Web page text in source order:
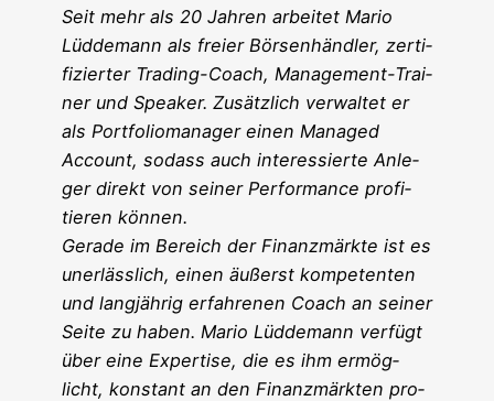
Seit mehr als 20 Jah­ren arbei­tet Mario
Lüd­de­mann als frei­er Bör­sen­händ­ler, zer­ti­
fi­zier­ter Tra­ding-Coach, Manage­ment-Trai­
ner und Spea­k­er. Zusätz­lich ver­wal­tet er
als Port­fo­lio­ma­na­ger einen Mana­ged
Account, sodass auch inter­es­sier­te Anle­
ger direkt von sei­ner Per­for­mance pro­fi­
tie­ren können.
Gera­de im Bereich der Finanz­märk­te ist es
uner­läss­lich, einen äußerst kom­pe­ten­ten
und lang­jäh­rig erfah­re­nen Coach an sei­ner
Sei­te zu haben. Mario Lüd­de­mann ver­fügt
über eine Exper­ti­se, die es ihm ermög­
licht, kon­stant an den Finanz­märk­ten pro­